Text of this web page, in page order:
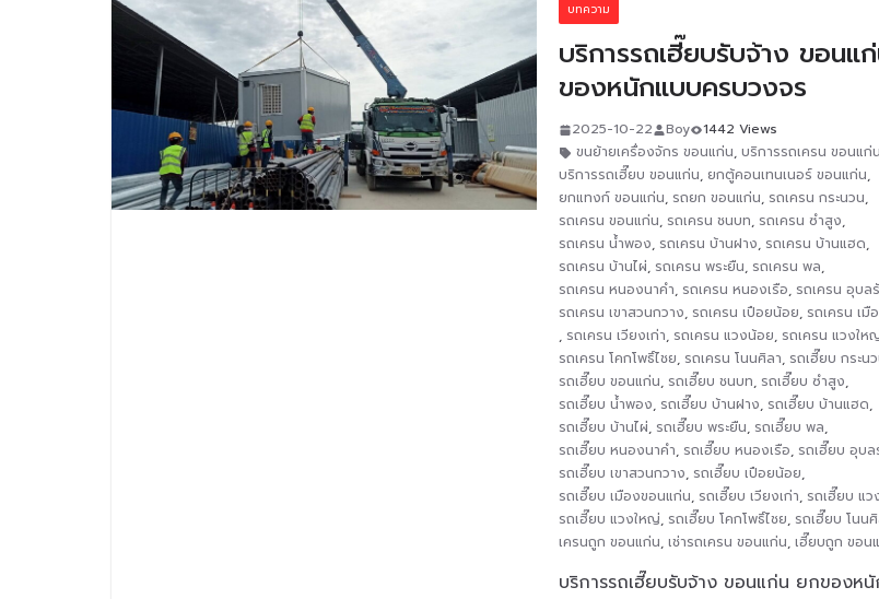
บทความ
บริการรถเฮี๊ยบรับจ้าง ขอนแ
ของหนักแบบครบวงจร
2025-10-22 Boy
1442 Views
ขนย้ายเครื่องจักร ขอนแก่น, บริการรถเครน ขอนแก่น
บริการรถเฮี๊ยบ ขอนแก่น, ยกตู้คอนเทนเนอร์ ขอนแก่น,
ยกแทงก์ ขอนแก่น, รถยก ขอนแก่น, รถเครน กระนวน,
รถเครน ขอนแก่น, รถเครน ชนบท, รถเครน ซำสูง,
รถเครน น้ำพอง, รถเครน บ้านฝาง, รถเครน บ้านแฮด,
รถเครน บ้านไผ่, รถเครน พระยืน, รถเครน พล,
รถเครน หนองนาคำ, รถเครน หนองเรือ, รถเครน อุบล
รถเครน เขาสวนกวาง, รถเครน เปือยน้อย, รถเครน เมื
, รถเครน เวียงเก่า, รถเครน แวงน้อย, รถเครน แวงให
รถเครน โคกโพธิ์ไชย, รถเครน โนนศิลา, รถเฮี๊ยบ กระน
รถเฮี๊ยบ ขอนแก่น, รถเฮี๊ยบ ชนบท, รถเฮี๊ยบ ซำสูง,
รถเฮี๊ยบ น้ำพอง, รถเฮี๊ยบ บ้านฝาง, รถเฮี๊ยบ บ้านแฮด,
รถเฮี๊ยบ บ้านไผ่, รถเฮี๊ยบ พระยืน, รถเฮี๊ยบ พล,
รถเฮี๊ยบ หนองนาคำ, รถเฮี๊ยบ หนองเรือ, รถเฮี๊ยบ อุบ
รถเฮี๊ยบ เขาสวนกวาง, รถเฮี๊ยบ เปือยน้อย,
รถเฮี๊ยบ เมืองขอนแก่น, รถเฮี๊ยบ เวียงเก่า, รถเฮี๊ยบ แ
รถเฮี๊ยบ แวงใหญ่, รถเฮี๊ยบ โคกโพธิ์ไชย, รถเฮี๊ยบ โนน
เครนถูก ขอนแก่น, เช่ารถเครน ขอนแก่น, เฮี๊ยบถูก ขอน
บริการรถเฮี๊ยบรับจ้าง ขอนแก่น ยกของห